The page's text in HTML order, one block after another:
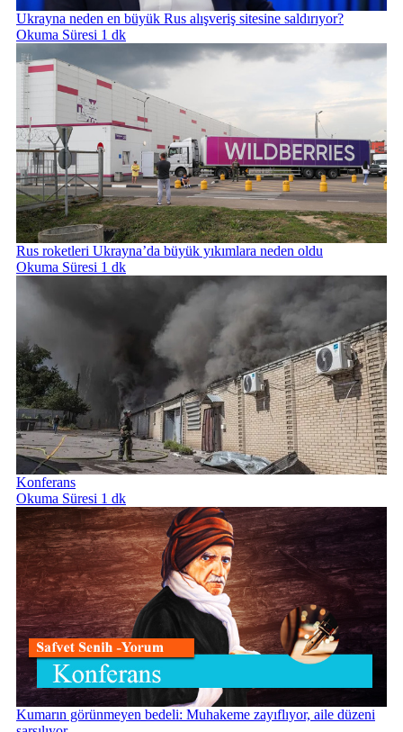
Ukrayna neden en büyük Rus alışveriş sitesine saldırıyor?
Okuma Süresi 1 dk
Rus roketleri Ukrayna’da büyük yıkımlara neden oldu
Okuma Süresi 1 dk
Konferans
Okuma Süresi 1 dk
Kumarın görünmeyen bedeli: Muhakeme zayıflıyor, aile düzeni